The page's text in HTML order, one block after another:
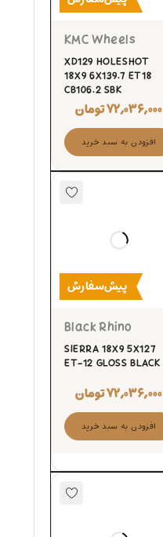
KMC Wheels
XD129 HOLESHOT
18X9 6X139.7 ET18
CB106.2 SBK
۷۲,۰۳۶,۰۰۰تومان
افزودن به سبد خرید
پیش‌سفارش
Black Rhino
SIERRA 18X9 5X127
ET-12 GLOSS BLACK
۷۲,۰۳۶,۰۰۰تومان
افزودن به سبد خرید